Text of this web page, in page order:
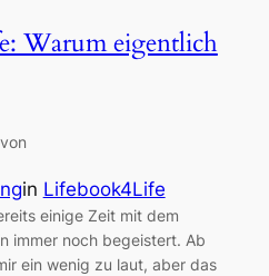
Warum eigentlich
von
in Lifebook4Life
einige Zeit mit dem
immer noch begeistert. Ab
ein wenig zu laut, aber das